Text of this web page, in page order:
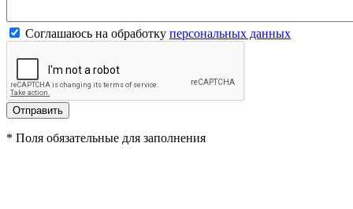
Соглашаюсь на обработку персональных данных
* Поля обязательные для заполнения